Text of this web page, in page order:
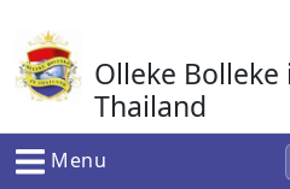
naar
de
inhoud
Olleke Bolleke
Thailand
In Thailand
Menu